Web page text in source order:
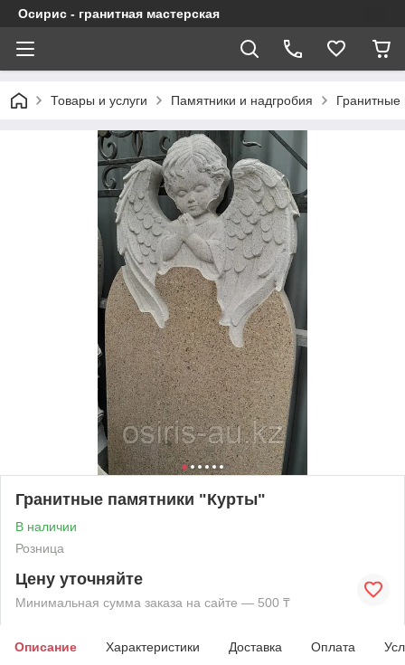
Осирис - гранитная мастерская
Товары и услуги Памятники и надгробия Гранитные
Гранитные памятники "Курты"
В наличии
Розница
Цену уточняйте
Минимальная сумма заказа на сайте — 500 ₸
Описание Характеристики Доставка Оплата